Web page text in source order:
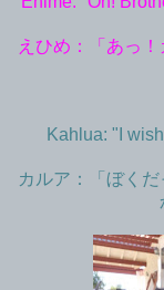
えひめ：「あっ
Kahlua: "I
カルア：「ぼく